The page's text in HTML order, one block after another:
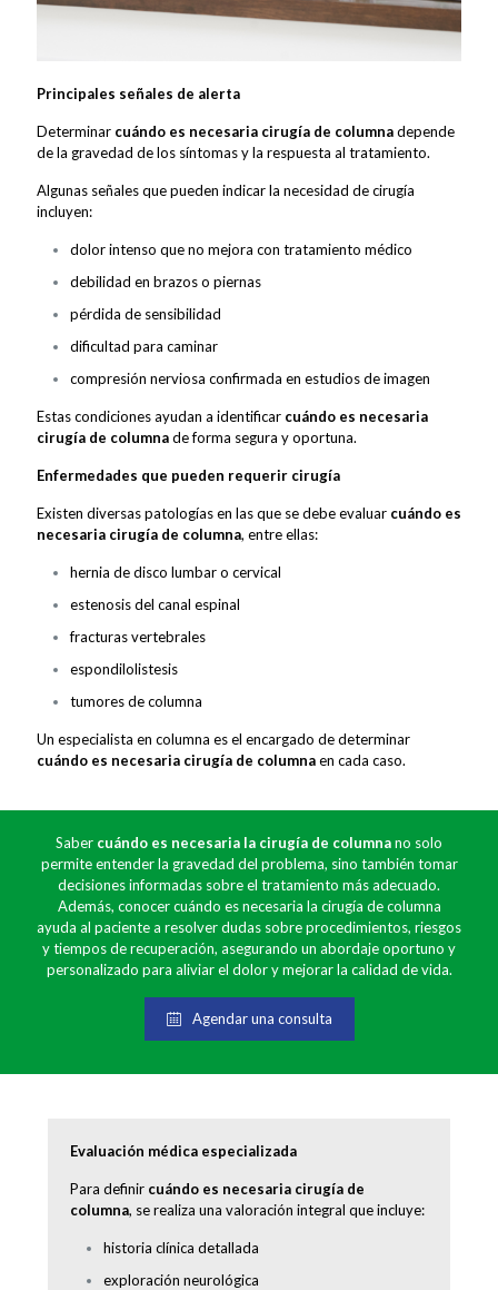
Principales señales de alerta
Determinar cuándo es necesaria cirugía de columnadepende
de la gravedad de los síntomas y la respuesta al tratamiento.
Algunas señales que pueden indicar la necesidad de cirugía
incluyen:
dolor intenso que no mejora con tratamiento médico
debilidad en brazos o piernas
pérdida de sensibilidad
dificultad para caminar
compresión nerviosa confirmada en estudios de imagen
Estas condiciones ayudan a identificar cuándo es necesaria
cirugía de columnade forma segura y oportuna.
Enfermedades que pueden requerir cirugía
Existen diversas patologías en las que se debe evaluar cuándo es
necesaria cirugía de columna, entre ellas:
hernia de disco lumbar o cervical
estenosis del canal espinal
fracturas vertebrales
espondilolistesis
tumores de columna
Un especialista en columna es el encargado de determinar
cuándo es necesaria cirugía de columnaen cada caso.
Saber cuándo es necesaria la cirugía de columnano solo
permite entender la gravedad del problema, sino también tomar
decisiones informadas sobre el tratamiento más adecuado.
Además, conocer cuándo es necesaria la cirugía de columna
ayuda al paciente a resolver dudas sobre procedimientos, riesgos
y tiempos de recuperación, asegurando un abordaje oportuno y
personalizado para aliviar el dolor y mejorar la calidad de vida.
Agendar una consulta
Evaluación médica especializada
Para definir cuándo es necesaria cirugía de
columna, se realiza una valoración integral que incluye:
historia clínica detallada
exploración neurológica